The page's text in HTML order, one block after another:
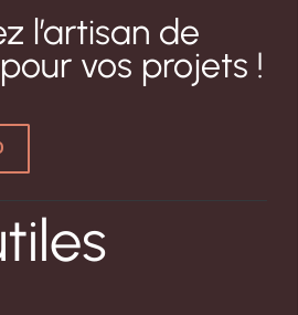
l’artisan de
vos projets !